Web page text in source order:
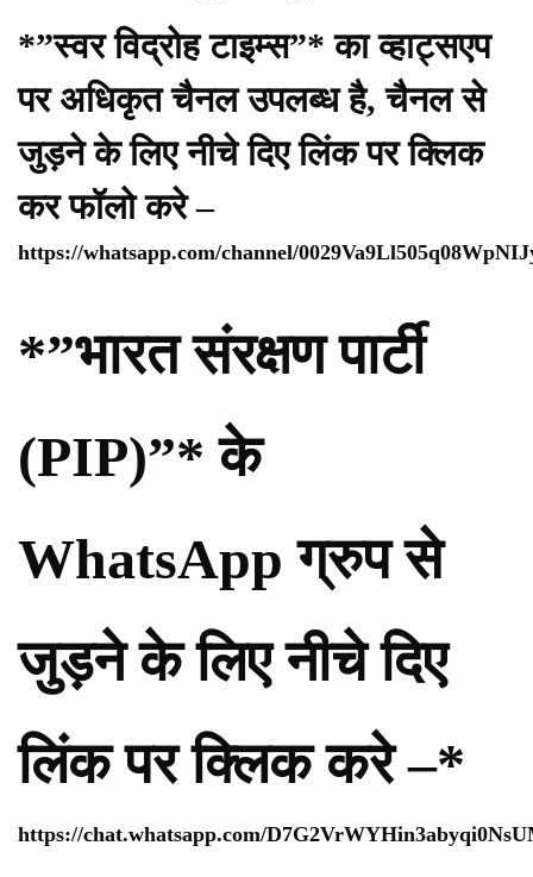
*”स्वर विद्रोह टाइम्स”* का व्हाट्सएप
पर अधिकृत चैनल उपलब्ध है, चैनल से
जुड़ने के लिए नीचे दिए लिंक पर क्लिक
कर फॉलो करे –
https://whatsapp.com/channel/
*”भारत संरक्षण पार्टी
(PIP)”* के
WhatsApp ग्रुप से
जुड़ने के लिए नीचे दिए
लिंक पर क्लिक करे –*
https://chat.whatsapp.com/